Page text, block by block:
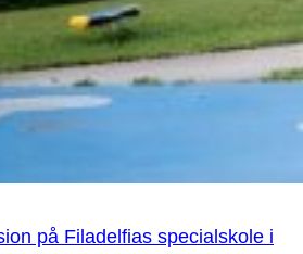
på Filadelfias specialskole i